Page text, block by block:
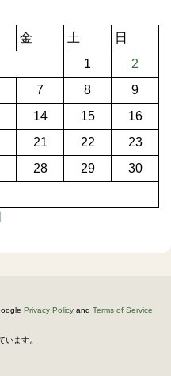
金 土
日
1
2
7 8
9
14 15
16
21 22
23
28 29
30
Privacy Policy and Terms of Service
います。